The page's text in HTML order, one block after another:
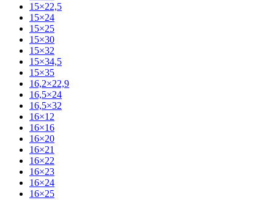
15×22,5
15×24
15×25
15×30
15×32
15×34,5
15×35
16,2×22,9
16,5×24
16,5×32
16×12
16×16
16×20
16×21
16×22
16×23
16×24
16×25